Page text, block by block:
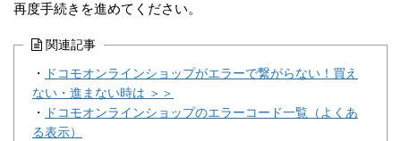
再度手続きを進めてください。
関連記事
・
ドコモオンラインショップがエラーで繋がらない！買え
ない・進まない時は ＞＞
・
ドコモオンラインショップのエラーコード一覧（よくあ
る表示）